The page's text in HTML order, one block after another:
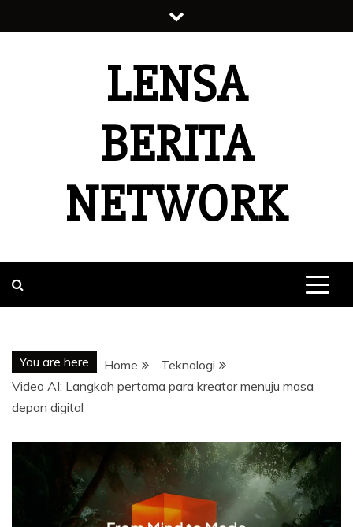
to
LENSA
BERITA
NETWORK
You are here Home
Teknologi
Video AI: Langkah pertama para kreator menuju masa
depan digital